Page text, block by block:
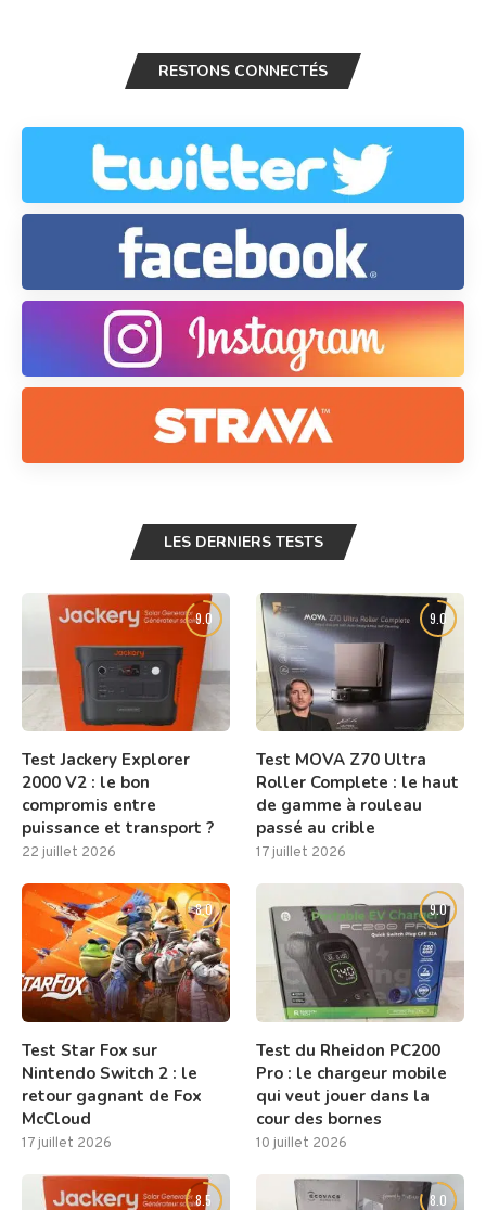
RESTONS CONNECTÉS
LES DERNIERS TESTS
9.0
Test Jackery Explorer
2000 V2 : le bon
compromis entre
puissance et transport ?
22 juillet 2026
9.0
Test MOVA Z70 Ultra
Roller Complete : le haut
de gamme à rouleau
passé au crible
17 juillet 2026
8.0
Test Star Fox sur
Nintendo Switch 2 : le
retour gagnant de Fox
McCloud
17 juillet 2026
9.0
Test du Rheidon PC200
Pro : le chargeur mobile
qui veut jouer dans la
cour des bornes
10 juillet 2026
8.5 8.0